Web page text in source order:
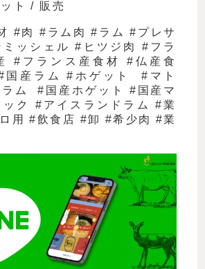
ト / 販売
#肉 # ラム肉 # ラム # プレサ
ッシェル # ヒツジ肉 # フラ
# フランス産食材 # 仏産食
国産ラム # ホゲット # マト
ム # 国産ホゲット # 国産マ
ク # アイスランドラム #業
用 #飲食店 #卸 #希少肉 #業